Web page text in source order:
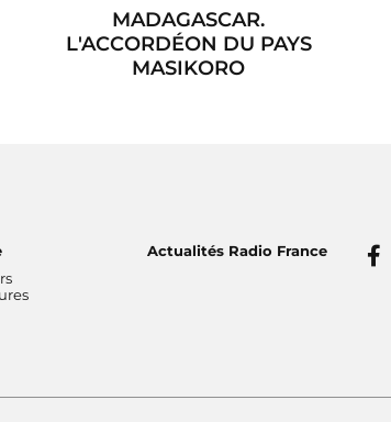
MADAGASCAR.
L'ACCORDÉON DU PAYS
MASIKORO
Actualités Radio France